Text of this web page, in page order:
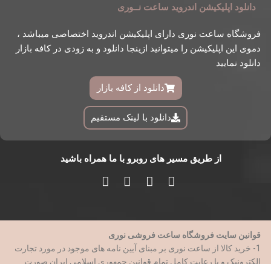
دانلود اپلیکیشن اندروید ساعت نــوری
فروشگاه ساعت نوری دارای اپلیکیشن اندروید اختصاصی میباشد ،
دموی این اپلیکیشن را میتوانید ازینجا دانلود و به زودی در کافه بازار
دانلود نمایید
دانلود از کافه بازار
دانلود با لینک مستقیم
از طریق مسیر های روبرو با ما همراه باشید
قوانین سایت فروشگاه ساعت فروشی نوری
1- خرید کالا از ساعت نوری بر مبنای آیین نامه های موجود در مورد تجارت
الکترونیک و با رعایت کامل تمام قوانین جمهوری اسلامی ایران صورت